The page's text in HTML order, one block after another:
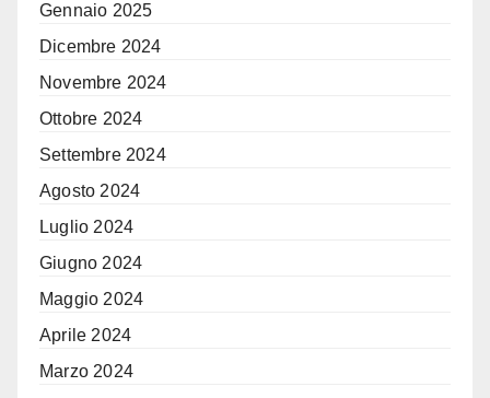
Gennaio 2025
Dicembre 2024
Novembre 2024
Ottobre 2024
Settembre 2024
Agosto 2024
Luglio 2024
Giugno 2024
Maggio 2024
Aprile 2024
Marzo 2024